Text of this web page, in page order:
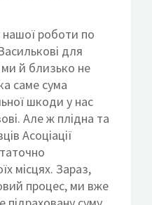
роботи по
для
й близько не
саме сума
шкоди у нас
Але ж плідна та
Асоціації
місцях. Зараз,
процес, ми вже